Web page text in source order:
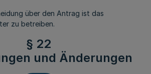
über den Antrag ist das
zu betreiben.
§ 22
und Änderungen